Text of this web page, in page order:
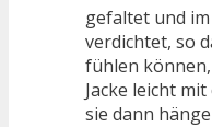
gefaltet und
verdichtet, so
fühlen
Jacke leicht
sie dann